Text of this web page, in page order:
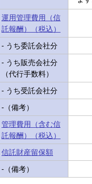
運用管理費用（信
託報酬）（税込）
- うち委託会社分
- うち販売会社分
（代行手数料）
- うち受託会社分
-（備考）
管理費用（含む信
託報酬）（税込）
信託財産留保額
-（備考）